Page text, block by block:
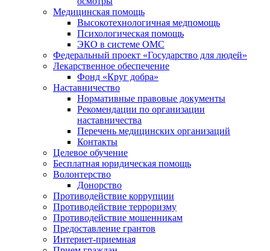
Медицинская помощь
Высокотехнологичная медпомощь
Психологическая помощь
ЭКО в системе ОМС
Федеральный проект «Государство для людей»
Лекарственное обеспечение
Фонд «Круг добра»
Наставничество
Нормативные правовые документы
Рекомендации по организации
наставничества
Перечень медицинских организаций
Контакты
Целевое обучение
Бесплатная юридическая помощь
Волонтерство
Донорство
Противодействие коррупции
Противодействие терроризму
Противодействие мошенникам
Предоставление грантов
Интернет-приемная